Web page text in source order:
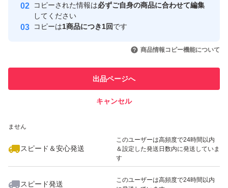
取引実績
引を完了させた実績があります
での取引実績があります
ません
スピード＆安心発送
このユーザーは高頻度で24時間以内
＆設定した発送日数内に発送していま
す
スピード発送
このユーザーは高頻度で24時間以内
コピーされた情報は必ずご自身の商品に合わせて編集
してください
コピーは1商品につき1回です
商品情報コピー機能について
出品ページへ
キャンセル